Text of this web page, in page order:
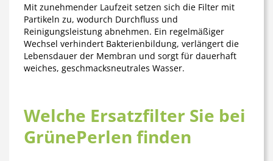
Mit zunehmender Laufzeit setzen sich die Filter mit
Partikeln zu, wodurch Durchfluss und
Reinigungsleistung abnehmen. Ein regelmäßiger
Wechsel verhindert Bakterienbildung, verlängert die
Lebensdauer der Membran und sorgt für dauerhaft
weiches, geschmacksneutrales Wasser.
Welche Ersatzfilter Sie bei
GrünePerlen finden